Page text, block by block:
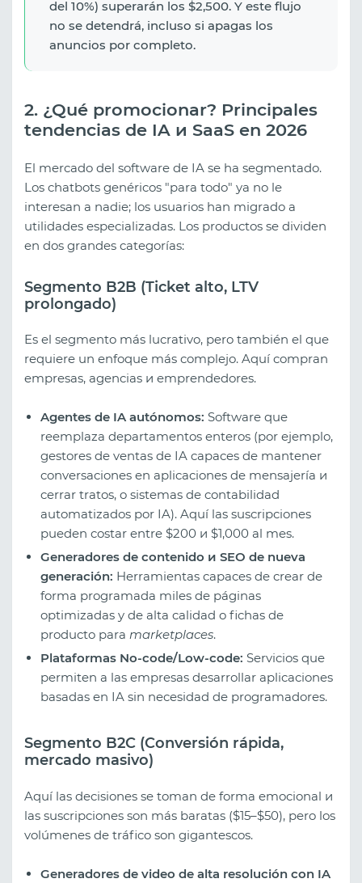
del 10%) superarán los $2,500. Y este flujo
no se detendrá, incluso si apagas los
anuncios por completo.
2. ¿Qué promocionar? Principales
tendencias de IA и SaaS en 2026
El mercado del software de IA se ha segmentado.
Los chatbots genéricos "para todo" ya no le
interesan a nadie; los usuarios han migrado a
utilidades especializadas. Los productos se dividen
en dos grandes categorías:
Segmento B2B (Ticket alto, LTV
prolongado)
Es el segmento más lucrativo, pero también el que
requiere un enfoque más complejo. Aquí compran
empresas, agencias и emprendedores.
Agentes de IA autónomos: Software que
reemplaza departamentos enteros (por ejemplo,
gestores de ventas de IA capaces de mantener
conversaciones en aplicaciones de mensajería и
cerrar tratos, o sistemas de contabilidad
automatizados por IA). Aquí las suscripciones
pueden costar entre $200 и $1,000 al mes.
Generadores de contenido и SEO de nueva
generación: Herramientas capaces de crear de
forma programada miles de páginas
optimizadas y de alta calidad o fichas de
producto para marketplaces.
Plataformas No-code/Low-code: Servicios que
permiten a las empresas desarrollar aplicaciones
basadas en IA sin necesidad de programadores.
Segmento B2C (Conversión rápida,
mercado masivo)
Aquí las decisiones se toman de forma emocional и
las suscripciones son más baratas ($15–$50), pero los
volúmenes de tráfico son gigantescos.
Generadores de video de alta resolución con IA